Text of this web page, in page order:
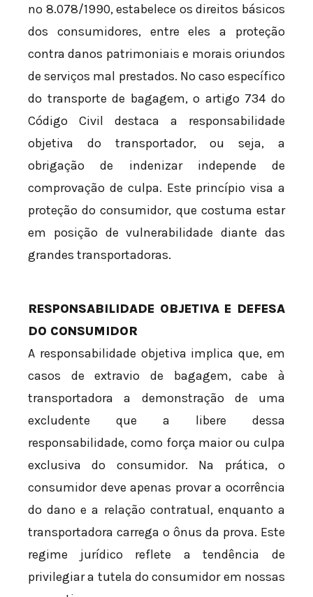
nº 8.078/1990, estabelece os direitos básicos
dos consumidores, entre eles a proteção
contra danos patrimoniais e morais oriundos
de serviços mal prestados. No caso específico
do transporte de bagagem, o artigo 734 do
Código Civil destaca a responsabilidade
objetiva do transportador, ou seja, a
obrigação de indenizar independe de
comprovação de culpa. Este princípio visa a
proteção do consumidor, que costuma estar
em posição de vulnerabilidade diante das
grandes transportadoras.
RESPONSABILIDADE OBJETIVA E DEFESA
DO CONSUMIDOR
A responsabilidade objetiva implica que, em
casos de extravio de bagagem, cabe à
transportadora a demonstração de uma
excludente que a libere dessa
responsabilidade, como força maior ou culpa
exclusiva do consumidor. Na prática, o
consumidor deve apenas provar a ocorrência
do dano e a relação contratual, enquanto a
transportadora carrega o ônus da prova. Este
regime jurídico reflete a tendência de
privilegiar a tutela do consumidor em nossas